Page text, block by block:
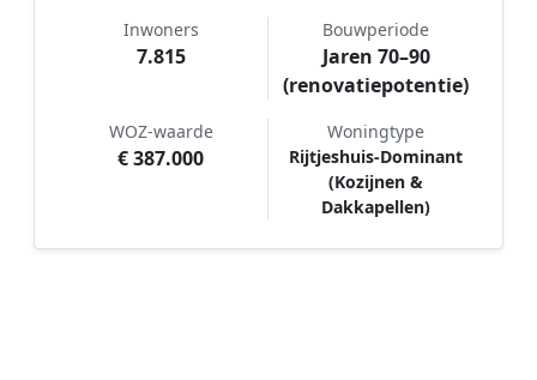
Inwoners
7.815
Bouwperiode
Jaren 70–90
(renovatiepotentie)
WOZ-waarde
€ 387.000
Woningtype
Rijtjeshuis-Dominant
(Kozijnen &
Dakkapellen)